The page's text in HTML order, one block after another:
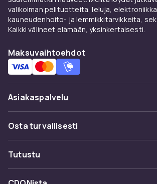
valikoiman pelituotteita, leluja,
kauneudenhoito- ja lemmikkitarvikkeita,
Kaikki välineet elämään, yksinkertaisesti.
Maksuvaihtoehdot
Asiakaspalvelu
Usein kysyttyä (UKK)
Seuraa pakettia
Osta turvallisesti
Maksuvaihtoehdot
Toimitus
Tutustu
Kategoriat